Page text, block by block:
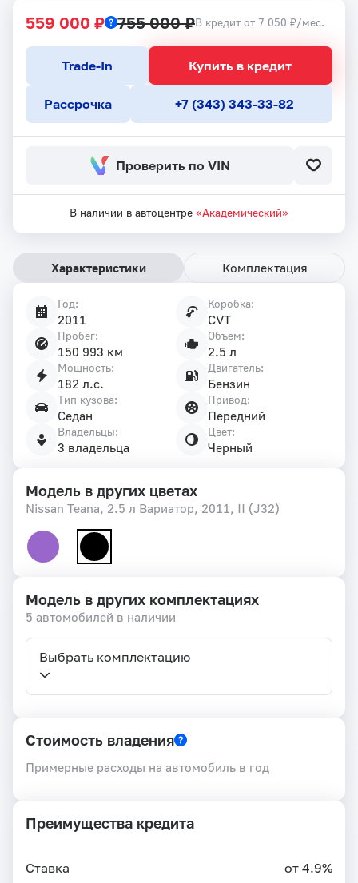
559 000 ₽ 755 000 ₽В кредит от 7 050 ₽/мес.
Купить в кредит
Trade-In
Рассрочка +7 (343) 343-33-82
Проверить по VIN
В наличии в автоцентре «Академический»
Характеристики Комплектация
Год:
2011
Коробка:
CVT
Пробег:
150 993 км
Объем:
2.5 л
Мощность:
182 л.с.
Двигатель:
Бензин
Тип кузова:
Седан
Привод:
Передний
Владельцы:
3 владельца
Цвет:
Черный
Модель в других цветах
Nissan Teana, 2.5 л Вариатор, 2011, II (J32)
Модель в других комплектациях
5 автомобилей в наличии
Выбрать комплектацию
Стоимость владения
Примерные расходы на автомобиль в год
Преимущества кредита
Ставка от 4.9%